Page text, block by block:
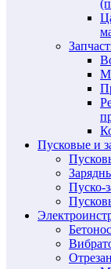
Пусковые и
Пуско-